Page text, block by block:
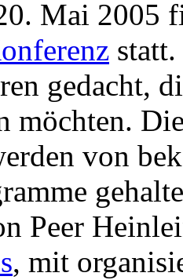
Mai 2005
gedacht,
möchten.
von
Peer
, mit